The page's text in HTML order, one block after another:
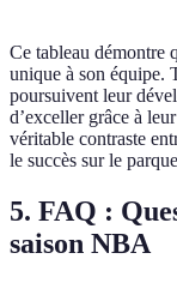
Ce tableau démontre
unique à son équipe.
poursuivent leur
d’exceller grâce à
véritable contraste
le succès sur le
5. FAQ :
saison NBA